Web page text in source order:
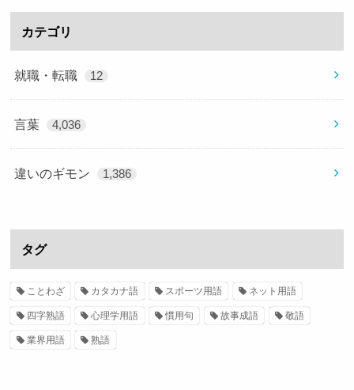
カテゴリ
就職・転職 12
言葉 4,036
違いのギモン 1,386
タグ
ことわざ カタカナ語 スポーツ用語 ネット用語
四字熟語 心理学用語 慣用句 故事成語 敬語
業界用語 熟語